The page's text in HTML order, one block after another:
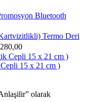
Bluetooth
Termo Deri
280,00
15 x 21 cm )
olarak